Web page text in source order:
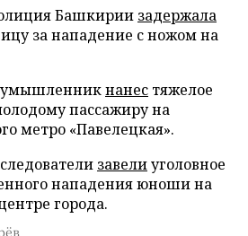
Башкирии задержала
за нападение с ножом на
нанес тяжелое
пассажиру на
метро «Павелецкая».
завелиуголовное
нападения юноши на
города.